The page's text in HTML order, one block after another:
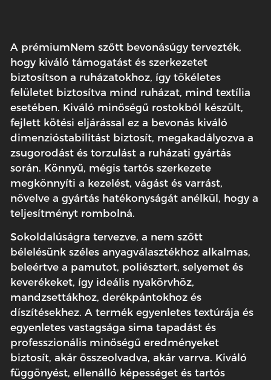
A prémiumNem szőtt bevonásúgy tervezték,
hogy kiváló támogatást és szerkezetet
biztosítson a ruházatokhoz, így tökéletes
felületet biztosítva mind ruházat, mind textília
esetében. Kiváló minőségű rostokból készült,
fejlett kötési eljárással ez a bevonás kiváló
dimenzióstabilitást biztosít, megakadályozva a
zsugorodást és torzulást a ruházati gyártás
során. Könnyű, mégis tartós szerkezete
megkönnyíti a kezelést, vágást és varrást,
növelve a gyártás hatékonyságát anélkül, hogy a
teljesítményt rombolná.
Sokoldalúságra tervezve, a nem szőtt
bélelésünk széles anyagválasztékhoz alkalmas,
beleértve a pamutot, poliésztert, selyemet és
keverékeket, így ideális nyakörvhöz,
mandzsettákhoz, derékpántokhoz és
díszítésekhez. A termék egyenletes textúrája és
egyenletes vastagsága sima tapadást és
professzionális minőségű eredményeket
biztosít, akár összeolvadva, akár varrva. Kiváló
függönyést, ellenálló képességet és tartós